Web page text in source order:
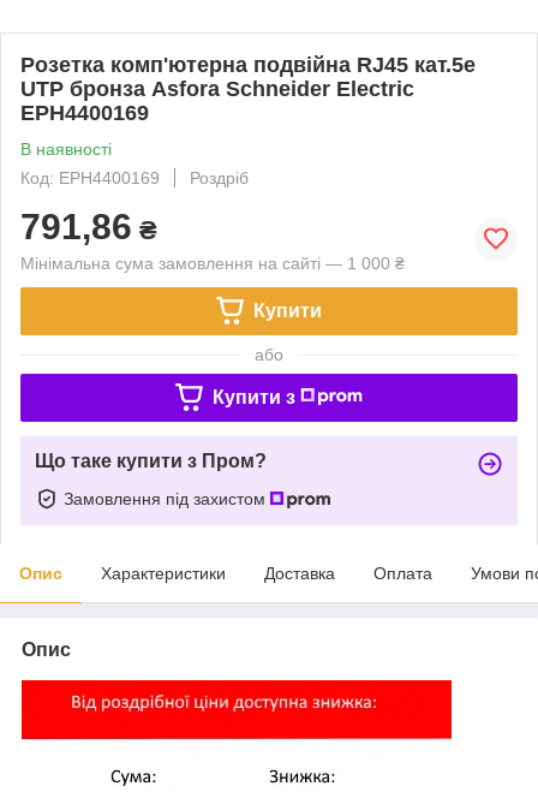
Розетка комп'ютерна подвійна RJ45 кат.5е
UTP бронза Asfora Schneider Electric
EPH4400169
В наявності
Код: EPH4400169
Роздріб
791,86 ₴
Мінімальна сума замовлення на сайті — 1 000 ₴
Купити
або
Купити з
Що таке купити з Пром?
Замовлення під захистом
Опис Характеристики Доставка Оплата Умови
Опис